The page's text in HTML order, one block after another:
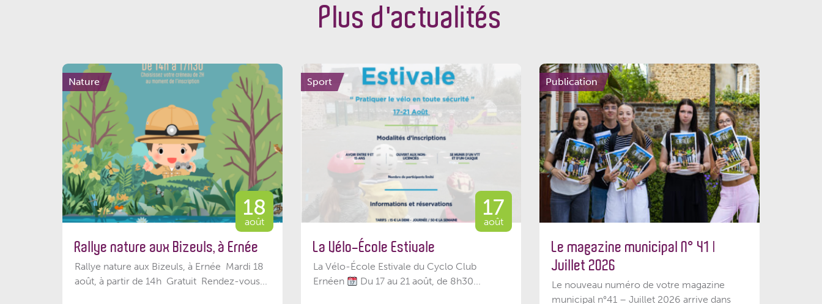
Plus d'actualités
Nature
18
août
Rallye nature aux Bizeuls, à Ernée
Rallye nature aux Bizeuls, à Ernée Mardi 18
août, à partir de 14h Gratuit Rendez-vous...
Sport
17
août
La Vélo-École Estivale
La Vélo-École Estivale du Cyclo Club
Ernéen
Du 17 au 21 août, de 8h30...
Publication
Le magazine municipal N° 41 |
Juillet 2026
Le nouveau numéro de votre magazine
municipal n°41 – Juillet 2026 arrive dans